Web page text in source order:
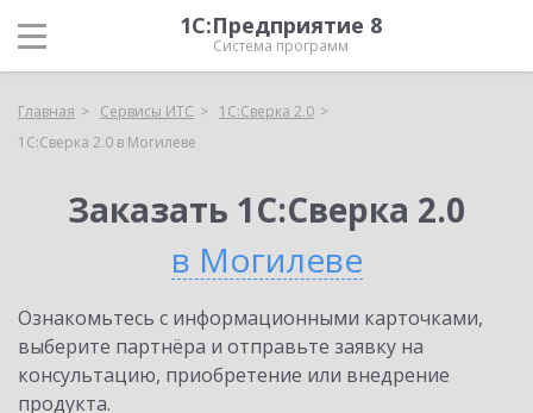
1С:Предприятие 8
Система программ
Главная Сервисы ИТС
1С:Сверка 2.0
1С:Сверка 2.0 в Могилеве
Заказать 1С:Сверка 2.0
в Могилеве
Ознакомьтесь с информационными карточками,
выберите партнёра и отправьте заявку на
консультацию, приобретение или внедрение
продукта.